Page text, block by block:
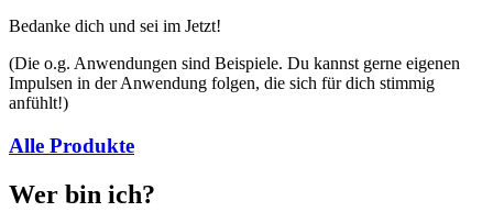
Bedanke dich und sei im Jetzt!
(Die o.g. Anwendungen sind Beispiele. Du kannst gerne eigenen
Impulsen in der Anwendung folgen, die sich für dich stimmig
anfühlt!)
Alle Produkte
Wer bin ich?